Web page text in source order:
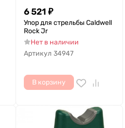
6 521 ₽
Упор для стрельбы Caldwell
Rock Jr
Нет в наличии
Артикул 34947
В корзину